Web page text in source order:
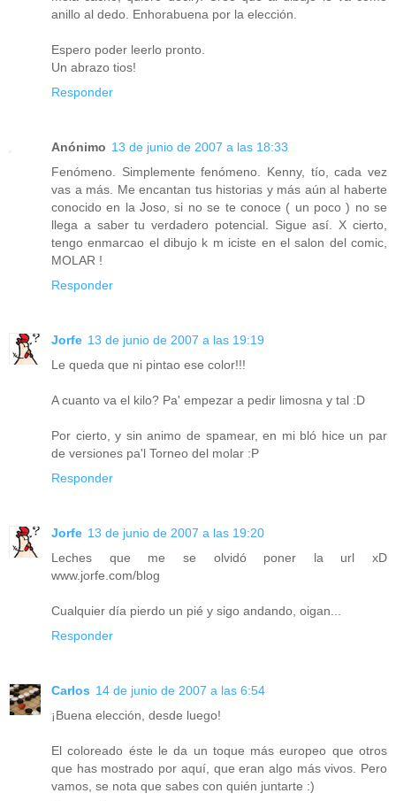
anillo al dedo. Enhorabuena por la elección.
Espero poder leerlo pronto.
Un abrazo tios!
Responder
Anónimo 13 de junio de 2007 a las 18:33
Fenómeno. Simplemente fenómeno. Kenny, tío, cada vez
vas a más. Me encantan tus historias y más aún al haberte
conocido en la Joso, si no se te conoce ( un poco ) no se
llega a saber tu verdadero potencial. Sigue así. X cierto,
tengo enmarcao el dibujo k m iciste en el salon del comic,
MOLAR !
Responder
Jorfe 13 de junio de 2007 a las 19:19
Le queda que ni pintao ese color!!!
A cuanto va el kilo? Pa' empezar a pedir limosna y tal :D
Por cierto, y sin animo de spamear, en mi bló hice un par
de versiones pa'l Torneo del molar :P
Responder
Jorfe 13 de junio de 2007 a las 19:20
Leches que me se olvidó poner la url xD
www.jorfe.com/blog
Cualquier día pierdo un pié y sigo andando, oigan...
Responder
Carlos 14 de junio de 2007 a las 6:54
¡Buena elección, desde luego!
El coloreado éste le da un toque más europeo que otros
que has mostrado por aquí, que eran algo más vivos. Pero
vamos, se nota que sabes con quién juntarte :)